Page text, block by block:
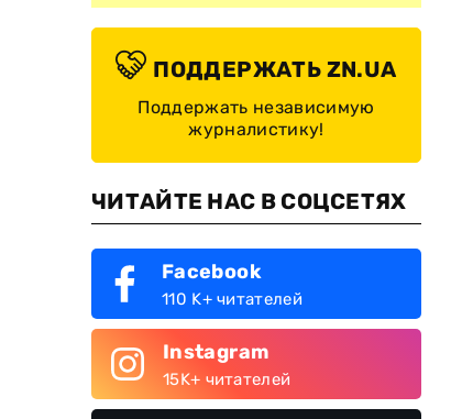
ПОДДЕРЖАТЬ ZN.UA
Поддержать независимую
журналистику!
ЧИТАЙТЕ НАС В СОЦСЕТЯХ
Facebook
110 K+ читателей
Instagram
15K+ читателей